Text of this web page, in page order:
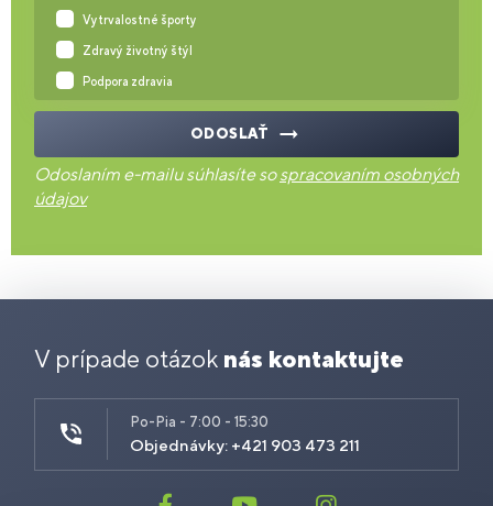
Vytrvalostné športy
Zdravý životný štýl
Podpora zdravia
ODOSLAŤ
Odoslaním e-mailu súhlasíte sospracovaním osobných
údajov
V prípade otázok nás kontaktujte
Po-Pia - 7:00 - 15:30
Objednávky: +421 903 473 211